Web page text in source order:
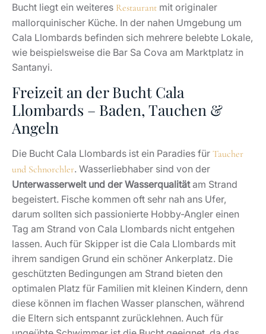
Bucht liegt ein weiteres Restaurant mit originaler
mallorquinischer Küche. In der nahen Umgebung um
Cala Llombards befinden sich mehrere belebte Lokale,
wie beispielsweise die Bar Sa Cova am Marktplatz in
Santanyi.
Freizeit an der Bucht Cala
Llombards – Baden, Tauchen &
Angeln
Die Bucht Cala Llombards ist ein Paradies für Taucher
und Schnorchler. Wasserliebhaber sind von der
Unterwasserwelt und der Wasserqualitätam Strand
begeistert. Fische kommen oft sehr nah ans Ufer,
darum sollten sich passionierte Hobby-Angler einen
Tag am Strand von Cala Llombards nicht entgehen
lassen. Auch für Skipper ist die Cala Llombards mit
ihrem sandigen Grund ein schöner Ankerplatz. Die
geschützten Bedingungen am Strand bieten den
optimalen Platz für Familien mit kleinen Kindern, denn
diese können im flachen Wasser planschen, während
die Eltern sich entspannt zurücklehnen. Auch für